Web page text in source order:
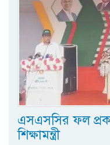
এসএসসির ফল
শিক্ষামন্ত্রী